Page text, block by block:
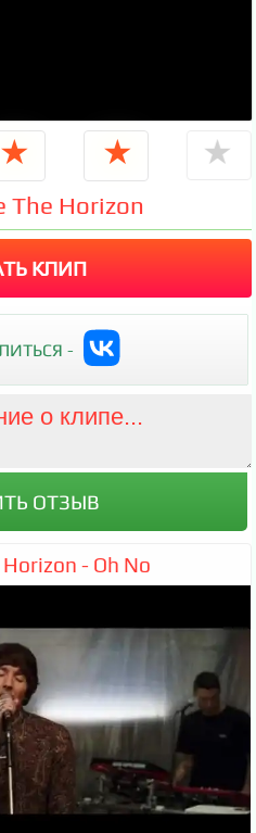
★ ★ ★
The Horizon
КЛИП
-
- Oh No